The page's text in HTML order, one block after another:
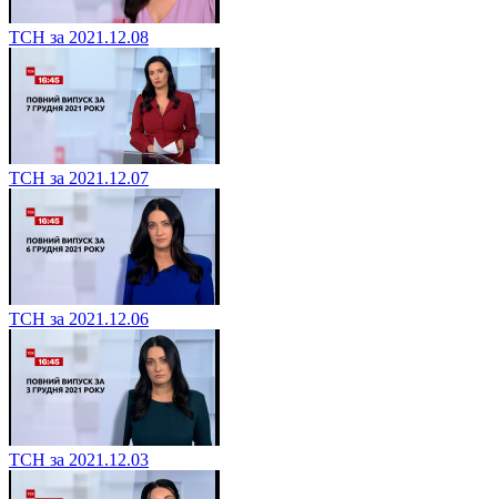
ТСН за 2021.12.08
ТСН за 2021.12.07
ТСН за 2021.12.06
ТСН за 2021.12.03